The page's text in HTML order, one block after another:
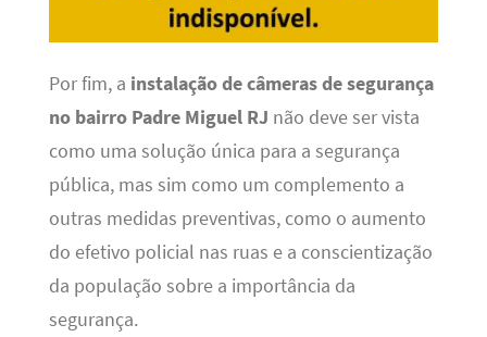
Por fim, a instalação de câmeras de segurança
no bairro Padre Miguel RJ não deve ser vista
como uma solução única para a segurança
pública, mas sim como um complemento a
outras medidas preventivas, como o aumento
do efetivo policial nas ruas e a conscientização
da população sobre a importância da
segurança.